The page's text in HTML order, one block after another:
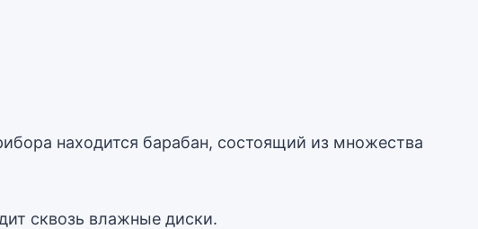
находится барабан, состоящий из множества
сквозь влажные диски.